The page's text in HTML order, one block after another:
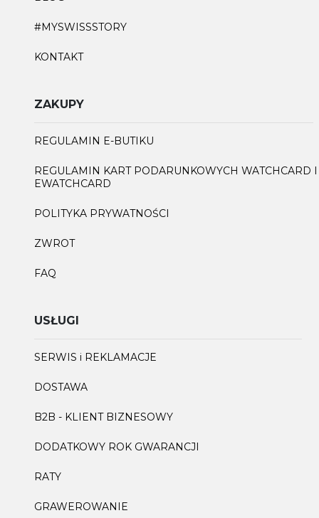
#MYSWISSSTORY
KONTAKT
ZAKUPY
REGULAMIN E-BUTIKU
REGULAMIN KART PODARUNKOWYCH WATCHCARD I
EWATCHCARD
POLITYKA PRYWATNOŚCI
ZWROT
FAQ
USŁUGI
SERWIS i REKLAMACJE
DOSTAWA
B2B - KLIENT BIZNESOWY
DODATKOWY ROK GWARANCJI
RATY
GRAWEROWANIE